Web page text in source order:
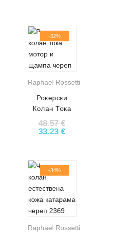
48.57 €.е: 32.21 €.
-32%
Raphael Rossetti
Рокерски
Колан Тока
Мотор и
Щампа Череп
48.57€
Original price was:
33.23€Текущата цена
-34%
Raphael Rossetti